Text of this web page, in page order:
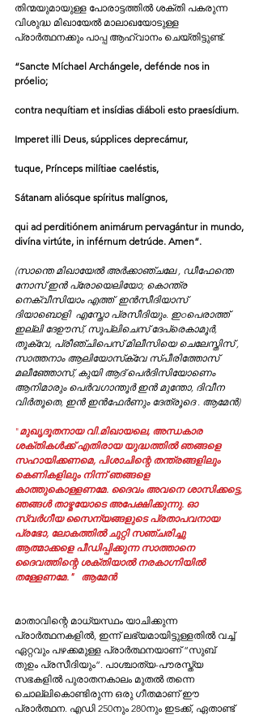
തിന്മയുമായുള്ള പോരാട്ടത്തില്‍ ശക്തി പകരുന്ന
വിശുദ്ധ മിഖായേല്‍ മാലാഖയോടുള്ള
പ്രാര്‍ത്ഥനക്കും പാപ്പ ആഹ്വാനം ചെയ്തിട്ടുണ്ട്.
“Sancte Míchael Archángele, defénde nos in
próelio;
contra nequítiam et insídias diáboli esto praesídium.
Imperet illi Deus, súpplices deprecámur,
tuque, Prínceps milítiae caeléstis,
Sátanam aliósque spíritus malígnos,
qui ad perditiónem animárum pervagántur in mundo,
divína virtúte, in inférnum detrúde. Amen”.
(സാന്തെ മിഖായേൽ അർക്കാഞ്ചലേ , ഡീഫേന്തെ
നോസ് ഇൻ പ്രോയെലിയോ; കൊന്ത്ര
നെക്വീസിയാം എത്ത്  ഇൻസീദിയാസ്
ദിയാബൊളി  എസ്തോ പ്രസീദിയും. ഇoപെരാത്ത്
ഇല്ലി ദേഊസ്‌, സൂപ്ലിചെസ് ദേപ്രെകാമൂർ,
തൂക്വേ, പ്രീഞ്ചിപെസ് മിലീസിയെ ചെലേസ്തിസ് ,
സാത്തനാം ആലിയോസ്‌ക്വേ സ്‌പീരിത്തോസ്‌
മലീഞ്ഞോസ്, കുയി ആദ് പെർദിസിയോണെം
ആനിമാരും പെർവഗാന്തൂർ ഇൻ മുന്തോ, ദിവീന
വിർതൂതെ, ഇൻ ഇൻഫേർണും ദേത്രൂദെ . ആമേൻ)
"മുഖൃദൂതനായ വി.മിഖായലെ, അന്ധകാര
ശക്തികൾക്ക് എതിരായ യുദ്ധത്തിൽ ഞങ്ങളെ
സഹായിക്കണമെ, പിശാചിന്റെ തന്ത്രങ്ങളിലും
കെണികളിലും നിന്ന് ഞങ്ങളെ
കാത്തുകൊള്ളണമേ. ദൈവം അവനെ ശാസിക്കട്ടെ,
ഞങ്ങൾ താഴ്മയോടെ അപേക്ഷിക്കുന്നു. ഓ
സ്വർഗീയ സൈന്യങ്ങളുടെ പ്രതാപവനായ
പ്രഭോ, ലോകത്തിൽ ചുറ്റി സഞ്ചരിച്ചു
ആത്മാക്കളെ പീഡിപ്പിക്കുന്ന സാത്താനെ
ദൈവത്തിന്റെ ശക്തിയാൽ നരകാഗ്നിയിൽ
തള്ളേണമേ."   ആമേൻ
മാതാവിന്റെ മാധ്യസ്ഥം യാചിക്കുന്ന
പ്രാര്‍ത്ഥനകളിൽ, ഇന്ന് ലഭ്യമായിട്ടുള്ളതിൽ വച്ച്
ഏറ്റവും പഴക്കമുള്ള പ്രാര്‍ത്ഥനയാണ് “സുബ്
തുഉം പ്രസീദിയും”. പാശ്ചാത്യ-പൗരസ്ത്യ
സഭകളില്‍ പുരാതനകാലം മുതൽ തന്നെ
ചൊല്ലികൊണ്ടിരുന്ന ഒരു ഗീതമാണ് ഈ
പ്രാര്‍ത്ഥന. എഡി 250നും 280നും ഇടക്ക്‌, ഏതാണ്ട്